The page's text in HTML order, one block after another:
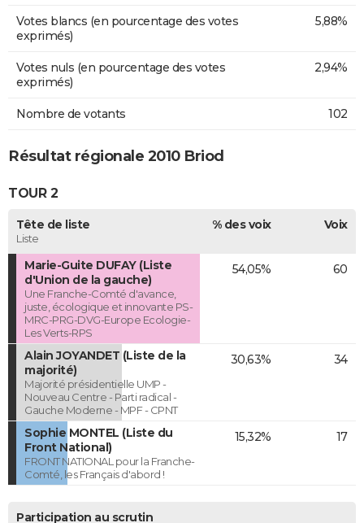
Votes blancs (en pourcentage des votes
exprimés)
5,88%
Votes nuls (en pourcentage des votes
exprimés)
2,94%
Nombre de votants 102
Résultat régionale 2010 Briod
TOUR 2
Tête de liste
Liste
% des voix Voix
Marie-Guite DUFAY (Liste
d'Union de la gauche)
Une Franche-Comté d'avance,
juste, écologique et innovante PS-
MRC-PRG-DVG-Europe Ecologie-
Les Verts-RPS
54,05% 60
Alain JOYANDET (Liste de la
majorité)
Majorité présidentielle UMP -
Nouveau Centre - Parti radical -
Gauche Moderne - MPF - CPNT
30,63% 34
Sophie MONTEL (Liste du
Front National)
FRONT NATIONAL pour la Franche-
Comté, les Français d'abord !
15,32% 17
Participation au scrutin